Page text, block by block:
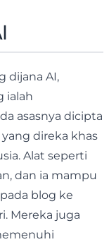
dijana AI,
ialah
asasnya dicipta
direka khas
Alat seperti
dan ia mampu
blog ke
Mereka juga